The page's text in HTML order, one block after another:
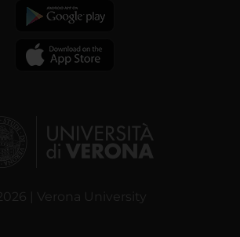
| Verona University